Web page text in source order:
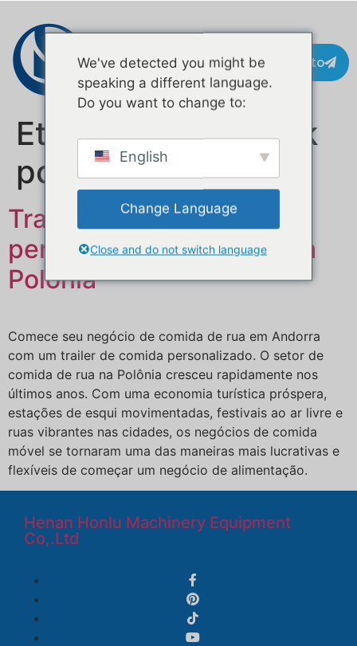
Contacto
Etiqueta:food truck
polônia
Trailer de comida móvel
personalizado à venda na
Polônia
Comece seu negócio de comida de rua em Andorra
com um trailer de comida personalizado. O setor de
comida de rua na Polônia cresceu rapidamente nos
últimos anos. Com uma economia turística próspera,
estações de esqui movimentadas, festivais ao ar livre e
ruas vibrantes nas cidades, os negócios de comida
móvel se tornaram uma das maneiras mais lucrativas e
flexíveis de começar um negócio de alimentação.
Henan Honlu Machinery Equipment
Co,.Ltd
We've detected you might be
speaking a different language.
Do you want to change to:
English
Change Language
Close and do not switch language